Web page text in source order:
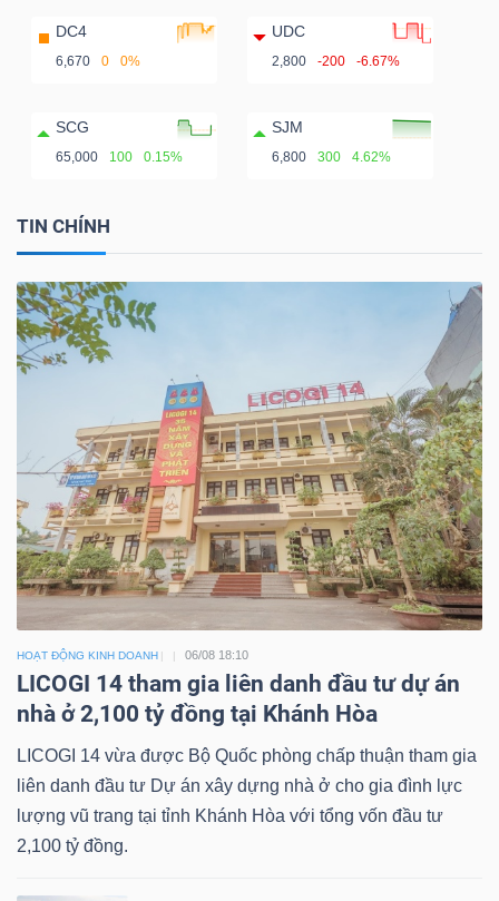
DC4
6,670 0 0%
UDC
2,800 -200 -6.67%
SCG
65,000 100 0.15%
SJM
6,800 300 4.62%
TIN CHÍNH
HOẠT ĐỘNG KINH DOANH 06/08 18:10
LICOGI 14 tham gia liên danh đầu tư dự án
nhà ở 2,100 tỷ đồng tại Khánh Hòa
LICOGI 14 vừa được Bộ Quốc phòng chấp thuận tham gia
liên danh đầu tư Dự án xây dựng nhà ở cho gia đình lực
lượng vũ trang tại tỉnh Khánh Hòa với tổng vốn đầu tư
2,100 tỷ đồng.